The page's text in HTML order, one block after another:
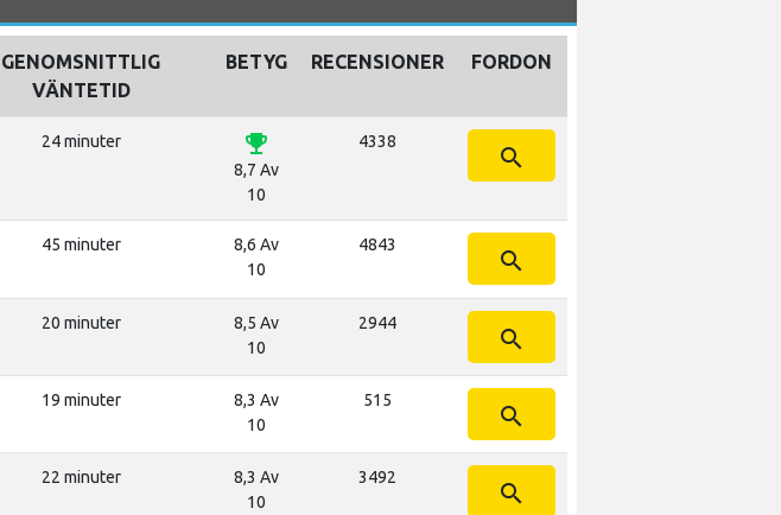
GENOMSNITTLIG
VÄNTETID
BETYG RECENSIONER FORDON
24 minuter emoji_events
8,7 Av
10
4338
search
45 minuter
8,6 Av
10
4843
search
20 minuter
8,5 Av
10
2944
search
19 minuter
8,3 Av
10
515
search
22 minuter
8,3 Av
10
3492
search